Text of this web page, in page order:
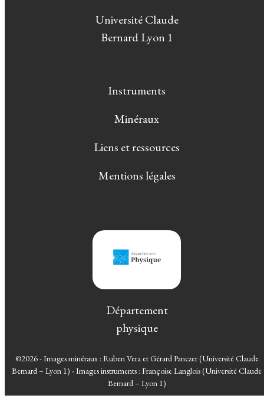
Université Claude
Bernard Lyon 1
Instruments
Minéraux
Liens et ressources
Mentions légales
Département
physique
©2026 - Images minéraux : Ruben Vera et Gérard Panczer (Université Claude
Bernard – Lyon 1) - Images instruments : Françoise Langlois (Université Claude
Bernard – Lyon 1)